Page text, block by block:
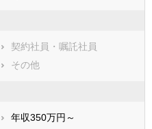
契約社員・嘱託社員
その他
年収350万円～